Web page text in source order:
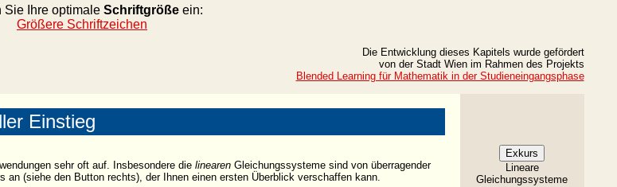
Sie Ihre optimale Schriftgrößeein:
Größere Schriftzeichen
Die Entwicklung dieses Kapitels wurde gefördert
von der Stadt Wien im Rahmen des Projekts
Blended Learning für Mathematik in der Studieneingangsphase
Einstieg
sehr oft auf. Insbesondere die linearenGleichungssysteme sind von überragender
(siehe den Button rechts), der Ihnen einen ersten Überblick verschaffen kann.
Lineare
Gleichungssysteme